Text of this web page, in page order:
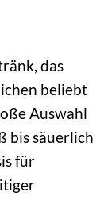
das
beliebt
Auswahl
bis säuerlich
für